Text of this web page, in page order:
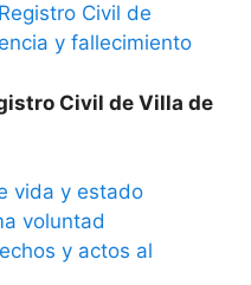
Civil de
y fallecimiento
Civil de Villa de
vida y estado
voluntad
y actos al